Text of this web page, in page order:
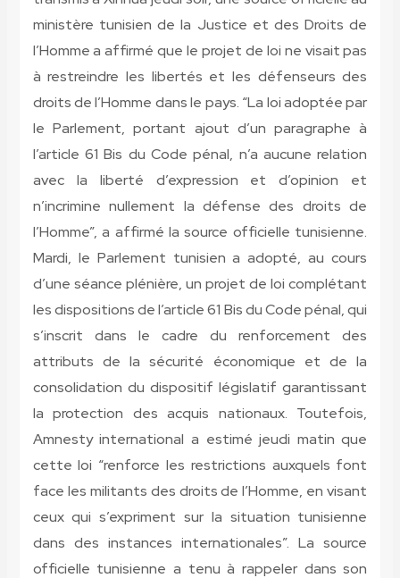
ministère tunisien de la Justice et des Droits de
l’Homme a affirmé que le projet de loi ne visait pas
à restreindre les libertés et les défenseurs des
droits de l’Homme dans le pays. “La loi adoptée par
le Parlement, portant ajout d’un paragraphe à
l’article 61 Bis du Code pénal, n’a aucune relation
avec la liberté d’expression et d’opinion et
n’incrimine nullement la défense des droits de
l’Homme”, a affirmé la source officielle tunisienne.
Mardi, le Parlement tunisien a adopté, au cours
d’une séance plénière, un projet de loi complétant
les dispositions de l’article 61 Bis du Code pénal, qui
s’inscrit dans le cadre du renforcement des
attributs de la sécurité économique et de la
consolidation du dispositif législatif garantissant
la protection des acquis nationaux. Toutefois,
Amnesty international a estimé jeudi matin que
cette loi “renforce les restrictions auxquels font
face les militants des droits de l’Homme, en visant
ceux qui s’expriment sur la situation tunisienne
dans des instances internationales”. La source
officielle tunisienne a tenu à rappeler dans son